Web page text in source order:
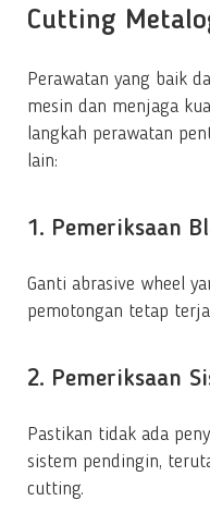
Cutting
Perawatan yang baik
mesin dan menjaga
langkah perawatan
lain:
1. Pemeriksaan
Ganti abrasive wheel
pemotongan tetap
2. Pemeriksaan
Pastikan tidak ada
sistem pendingin,
cutting.